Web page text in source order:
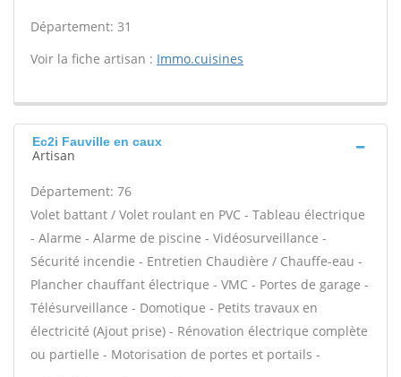
Département: 31
Voir la fiche artisan : Immo.cuisines
Ec2i Fauville en caux
Artisan
Département: 76
Volet battant / Volet roulant en PVC - Tableau électrique
- Alarme - Alarme de piscine - Vidéosurveillance -
Sécurité incendie - Entretien Chaudière / Chauffe-eau -
Plancher chauffant électrique - VMC - Portes de garage -
Télésurveillance - Domotique - Petits travaux en
électricité (Ajout prise) - Rénovation électrique complète
ou partielle - Motorisation de portes et portails -